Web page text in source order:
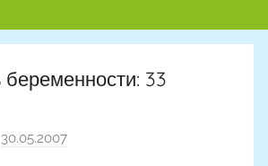
33
30.05.2007